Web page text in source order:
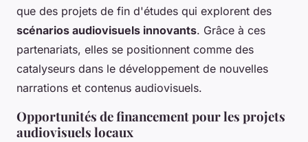
que des projets de fin d'études qui explorent des
scénarios audiovisuels innovants. Grâce à ces
partenariats, elles se positionnent comme des
catalyseurs dans le développement de nouvelles
narrations et contenus audiovisuels.
Opportunités de financement pour les projets
audiovisuels locaux